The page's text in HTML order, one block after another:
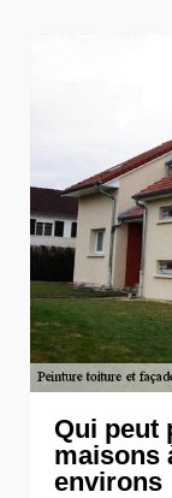
Qui peut
maisons
environs